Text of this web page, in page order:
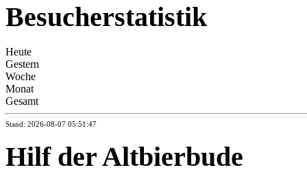
Besucherstatistik
Heute
Gestern
Woche
Monat
Gesamt
Stand: 2026-08-07 05:51:47
Hilf der Altbierbude